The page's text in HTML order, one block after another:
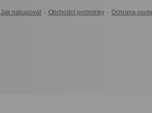
Jak nakupovat - Obchodní podmínky - Ochrana